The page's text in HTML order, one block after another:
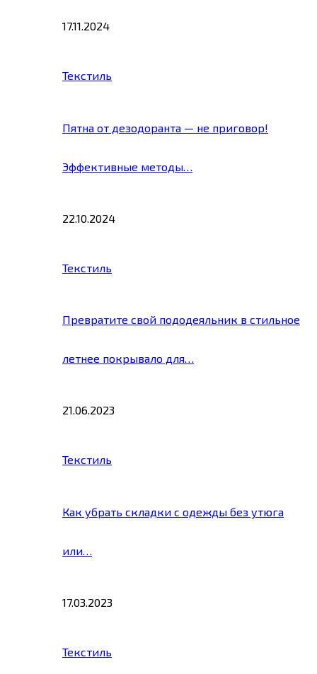
17.11.2024
Текстиль
Пятна от дезодоранта — не приговор!
Эффективные методы…
22.10.2024
Текстиль
Превратите свой пододеяльник в стильное
летнее покрывало для…
21.06.2023
Текстиль
Как убрать складки с одежды без утюга
или…
17.03.2023
Текстиль